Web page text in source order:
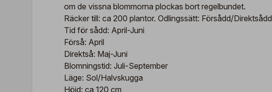
om de vissna blommorna plockas bort regelbundet.
Räcker till: ca 200 plantor. Odlingssätt: Försådd/Direktsådd
Tid för sådd: April-Juni
Förså: April
Direktså: Maj-Juni
Blomningstid: Juli-September
Läge: Sol/Halvskugga
Höjd: ca 120 cm